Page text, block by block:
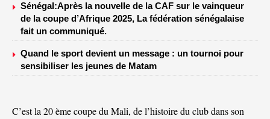
Sénégal:Après la nouvelle de la CAF sur le vainqueur
de la coupe d’Afrique 2025, La fédération sénégalaise
fait un communiqué.
Quand le sport devient un message : un tournoi pour
sensibiliser les jeunes de Matam
C’est la 20 ème coupe du Mali, de l’histoire du club dans son